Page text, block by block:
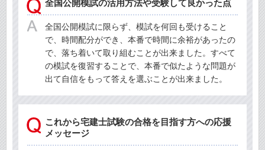
全国公開模試の活用方法や受験して良かった点
全国公開模試に限らず、模試を何回も受けること
で、時間配分ができ、本番で時間に余裕があったの
で、落ち着いて取り組むことが出来ました。すべて
の模試を復習することで、本番で似たような問題が
出て自信をもって答えを選ぶことが出来ました。
これから宅建士試験の合格を目指す方への応援
メッセージ